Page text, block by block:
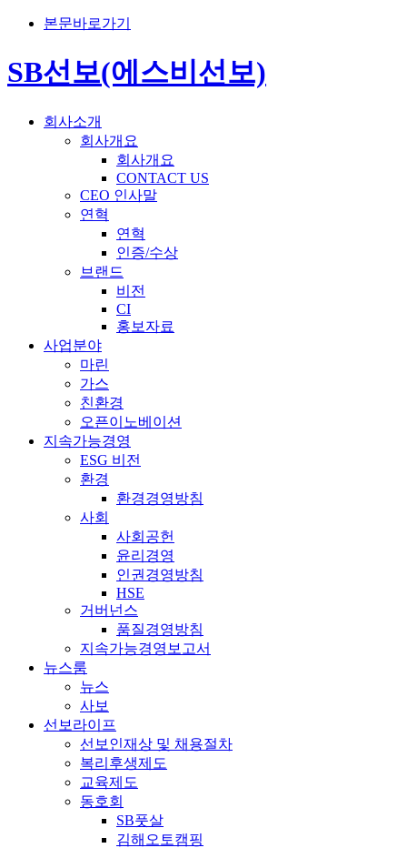
본문바로가기
SB선보(에스비선보)
회사소개
회사개요
회사개요
CONTACT US
CEO 인사말
연혁
연혁
인증/수상
브랜드
비전
CI
홍보자료
사업분야
마린
가스
친환경
오픈이노베이션
지속가능경영
ESG 비전
환경
환경경영방침
사회
사회공헌
윤리경영
인권경영방침
HSE
거버넌스
품질경영방침
지속가능경영보고서
뉴스룸
뉴스
사보
선보라이프
선보인재상 및 채용절차
복리후생제도
교육제도
동호회
SB풋살
김해오토캠핑